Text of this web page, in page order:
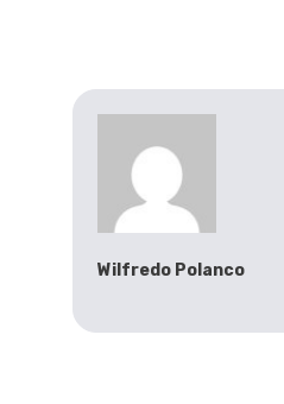
Wilfredo Polanco